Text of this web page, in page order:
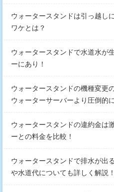
ウォータースタンドは引っ越し
ワケとは？
ウォータースタンドで水道水が
ーにあり！
ウォータースタンドの機種変更
ウォーターサーバーより圧倒的
ウォータースタンドの違約金は
ーとの料金を比較！
ウォータースタンドで排水が出
や水道代についても詳しく解説！